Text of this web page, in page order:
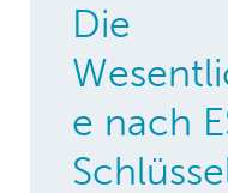
Die
e nach